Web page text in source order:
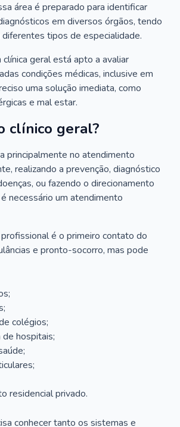
área é preparado para identificar
em diversos órgãos, tendo
tipos de especialidade.
geral está apto a avaliar
condições médicas, inclusive em
uma solução imediata, como
e mal estar.
clínico geral?
principalmente no atendimento
realizando a prevenção, diagnóstico
ou fazendo o direcionamento
necessário um atendimento
é o primeiro contato do
e pronto-socorro, mas pode
colégios;
de hospitais;
residencial privado.
conhecer tanto os sistemas e